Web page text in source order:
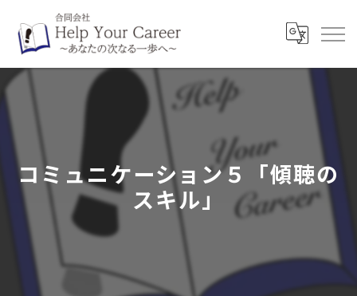
コミュニケーション５「傾聴の
スキル」